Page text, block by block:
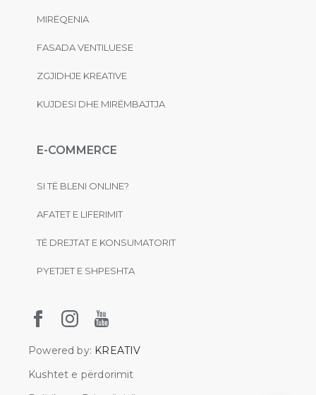
MIRËQENIA
FASADA VENTILUESE
ZGJIDHJE KREATIVE
KUJDESI DHE MIRËMBAJTJA
E-COMMERCE
SI TË BLENI ONLINE?
AFATET E LIFERIMIT
TË DREJTAT E KONSUMATORIT
PYETJET E SHPESHTA
Powered by: KREATIV
Kushtet e përdorimit